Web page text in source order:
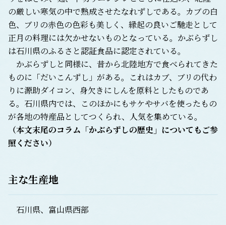
の厳しい寒気の中で熟成させたなれずしである。カブの白
色、ブリの赤色の色彩も美しく、縁起の良いご馳走として
正月の料理には欠かせないものとなっている。かぶらずし
は石川県のふるさと認証食品に認定されている。
かぶらずしと同様に、昔から北陸地方で食べられてきた
ものに「だいこんずし」がある。これはカブ、ブリの代わ
りに源助ダイコン、身欠きにしんを原料としたものであ
る。石川県内では、このほかにもサケやサバを使ったもの
が各地の特産品としてつくられ、人気を集めている。
（本文末尾のコラム「かぶらずしの歴史」についてもご参
照ください）
主な生産地
石川県、富山県西部